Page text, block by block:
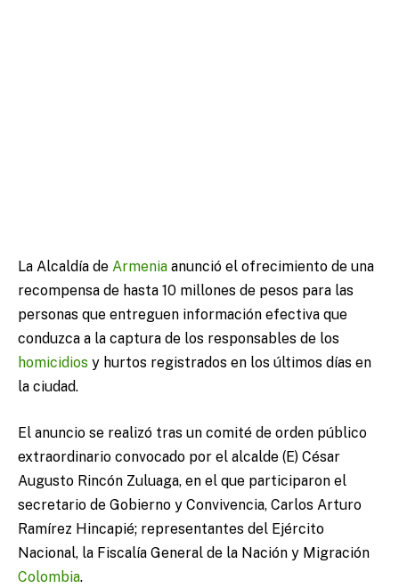
La Alcaldía de Armenia anunció el ofrecimiento de una
recompensa de hasta 10 millones de pesos para las
personas que entreguen información efectiva que
conduzca a la captura de los responsables de los
homicidios y hurtos registrados en los últimos días en
la ciudad.
El anuncio se realizó tras un comité de orden público
extraordinario convocado por el alcalde (E) César
Augusto Rincón Zuluaga, en el que participaron el
secretario de Gobierno y Convivencia, Carlos Arturo
Ramírez Hincapié; representantes del Ejército
Nacional, la Fiscalía General de la Nación y Migración
Colombia.